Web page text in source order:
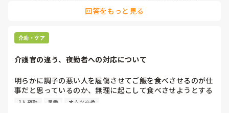
か？」と聞くようにして。
と言われました。
私の考え対応が間違えていますか？
それだけ、そのご利用者がもかさんのことを信頼されてるんで
ョン組めますよね。
回答をもっと見る
介助・ケア
介護官の違う、夜勤者への対応について
明らかに調子の悪い人を履傷させてご飯を食べさせるのが仕
事だと思っているのか、無理に起こして食べさせようとする
スタッフがいます。私が出勤して急変に気づき対応しました
1人夜勤 早番 オムツ交換